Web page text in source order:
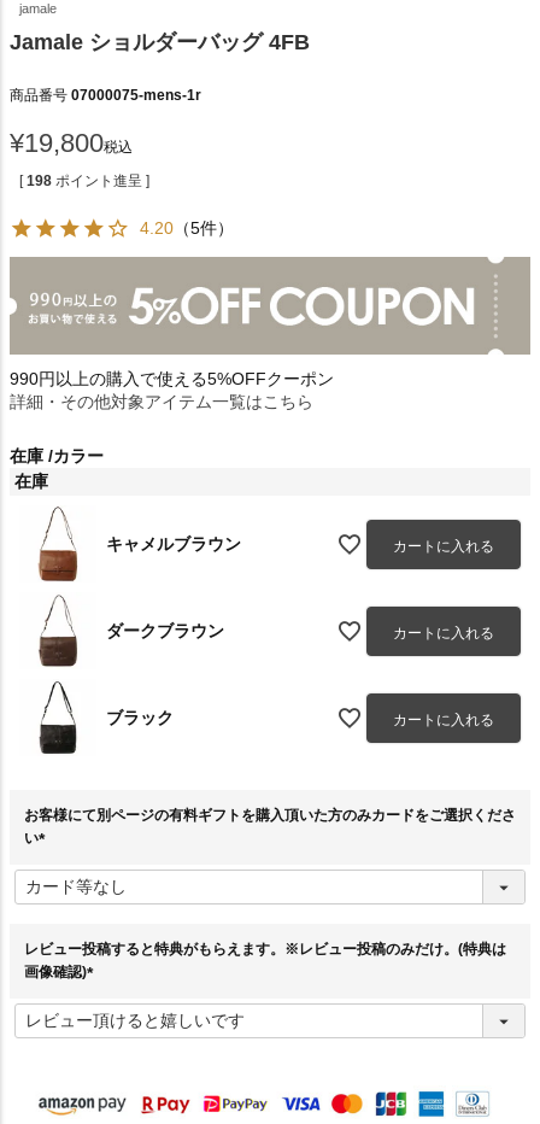
jamale
Jamale ショルダーバッグ 4FB
商品番号 07000075-mens-1r
¥19,800税込
[ 198 ポイント進呈 ]
4.20 （5件）
990円以上の購入で使える5%OFFクーポン
詳細・その他対象アイテム一覧はこちら
在庫 カラー
在庫
キャメルブラウン カートに入れる
ダークブラウン カートに入れる
ブラック カートに入れる
お客様にて別ページの有料ギフトを購入頂いた方のみカードをご選択くださ
い
必
須
レビュー投稿すると特典がもらえます。※レビュー投稿のみだけ。(特典は
画像確認)
必
須